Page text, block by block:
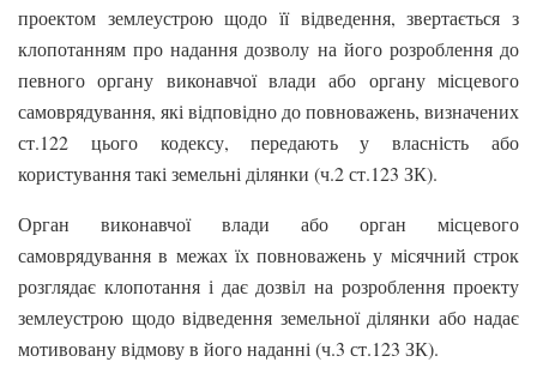
проектом землеустрою щодо її відведення, звертається з
клопотанням про надання дозволу на його розроблення до
певного органу виконавчої влади або органу місцевого
самоврядування, які відповідно до повноважень, визначених
ст.122 цього кодексу, передають у власність або
користування такі земельні ділянки (ч.2 ст.123 ЗК).
Орган виконавчої влади або орган місцевого
самоврядування в межах їх повноважень у місячний строк
розглядає клопотання і дає дозвіл на розроблення проекту
землеустрою щодо відведення земельної ділянки або надає
мотивовану відмову в його наданні (ч.3 ст.123 ЗК).